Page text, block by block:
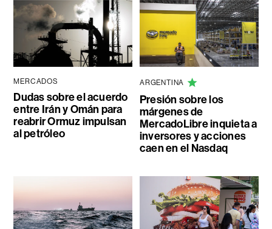
MERCADOS
Dudas sobre el acuerdo
entre Irán y Omán para
reabrir Ormuz impulsan
al petróleo
ARGENTINA
Presión sobre los
márgenes de
MercadoLibre inquieta a
inversores y acciones
caen en el Nasdaq